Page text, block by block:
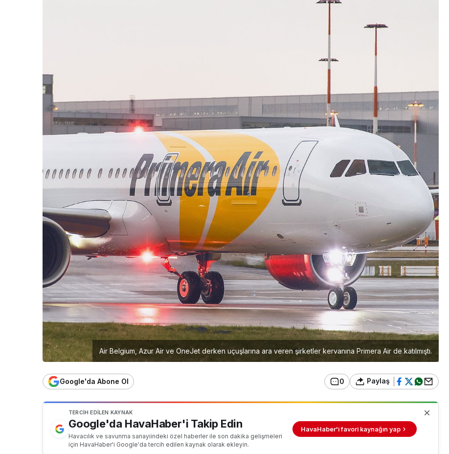
Air Belgium, Azur Air ve OneJet derken uçuşlarına ara veren şirketler kervanına Primera Air de katılmıştı.
Google'da Abone Ol 0 Paylaş
TERCIH EDILEN KAYNAK
Google'da HavaHaber'i Takip Edin
Havacılık ve savunma sanayiindeki özel haberler ile son dakika gelişmeleri
için HavaHaber'i Google'da tercih edilen kaynak olarak ekleyin.
HavaHaber'i favori kaynağın yap